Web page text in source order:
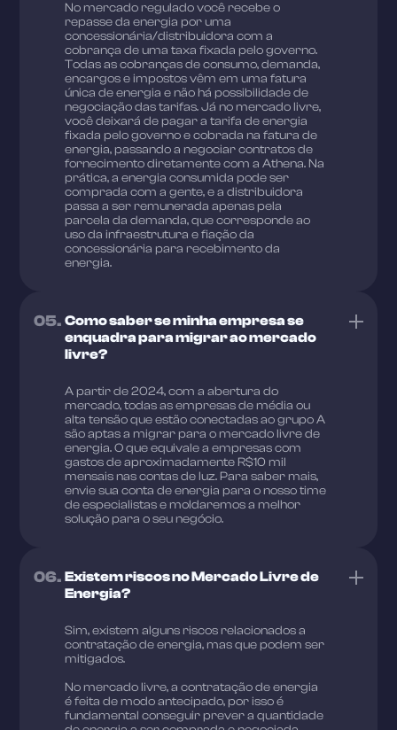
No mercado regulado você recebe o
repasse da energia por uma
concessionária/distribuidora com a
cobrança de uma taxa fixada pelo governo.
Todas as cobranças de consumo, demanda,
encargos e impostos vêm em uma fatura
única de energia e não há possibilidade de
negociação das tarifas. Já no mercado livre,
você deixará de pagar a tarifa de energia
fixada pelo governo e cobrada na fatura de
energia, passando a negociar contratos de
fornecimento diretamente com a Athena. Na
prática, a energia consumida pode ser
comprada com a gente, e a distribuidora
passa a ser remunerada apenas pela
parcela da demanda, que corresponde ao
uso da infraestrutura e fiação da
concessionária para recebimento da
energia.
05. Como saber se minha empresa se
enquadra para migrar ao mercado
livre?
A partir de 2024, com a abertura do
mercado, todas as empresas de média ou
alta tensão que estão conectadas ao grupo A
são aptas a migrar para o mercado livre de
energia. O que equivale a empresas com
gastos de aproximadamente R$10 mil
mensais nas contas de luz. Para saber mais,
envie sua conta de energia para o nosso time
de especialistas e moldaremos a melhor
solução para o seu negócio.
06. Existem riscos no Mercado Livre de
Energia?
Sim, existem alguns riscos relacionados a
contratação de energia, mas que podem ser
mitigados.
No mercado livre, a contratação de energia
é feita de modo antecipado, por isso é
fundamental conseguir prever a quantidade